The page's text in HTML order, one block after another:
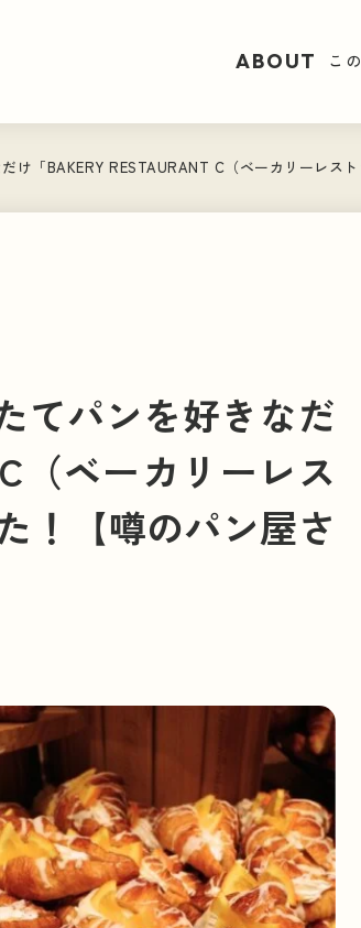
ABOUT こ
日本全国・
開運旅 #北海道
新店・ニューオープン カリフォル
新商品・新メニュー #静岡 #パン
神奈川 #湘南パン祭り #季節限定
ニューオープン #山梨 #ホテル
ABOUT こ
け「BAKERY RESTAURANT C（ベーカリーレス
てパンを好きなだ
（ベーカリーレス
！【噂のパン屋さ